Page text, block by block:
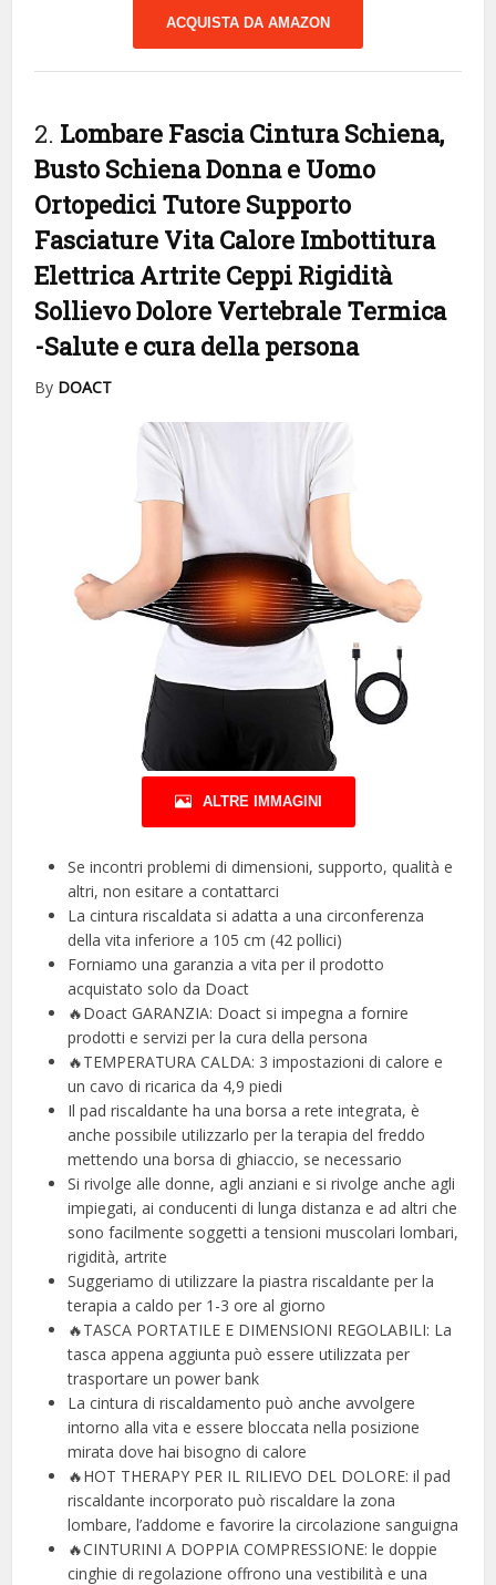
ACQUISTA DA AMAZON
2. Lombare Fascia Cintura Schiena,
Busto Schiena Donna e Uomo
Ortopedici Tutore Supporto
Fasciature Vita Calore Imbottitura
Elettrica Artrite Ceppi Rigidità
Sollievo Dolore Vertebrale Termica
-Salute e cura della persona
By DOACT
ALTRE IMMAGINI
Se incontri problemi di dimensioni, supporto, qualità e
altri, non esitare a contattarci
La cintura riscaldata si adatta a una circonferenza
della vita inferiore a 105 cm (42 pollici)
Forniamo una garanzia a vita per il prodotto
acquistato solo da Doact
🔥Doact GARANZIA: Doact si impegna a fornire
prodotti e servizi per la cura della persona
🔥TEMPERATURA CALDA: 3 impostazioni di calore e
un cavo di ricarica da 4,9 piedi
Il pad riscaldante ha una borsa a rete integrata, è
anche possibile utilizzarlo per la terapia del freddo
mettendo una borsa di ghiaccio, se necessario
Si rivolge alle donne, agli anziani e si rivolge anche agli
impiegati, ai conducenti di lunga distanza e ad altri che
sono facilmente soggetti a tensioni muscolari lombari,
rigidità, artrite
Suggeriamo di utilizzare la piastra riscaldante per la
terapia a caldo per 1-3 ore al giorno
🔥TASCA PORTATILE E DIMENSIONI REGOLABILI: La
tasca appena aggiunta può essere utilizzata per
trasportare un power bank
La cintura di riscaldamento può anche avvolgere
intorno alla vita e essere bloccata nella posizione
mirata dove hai bisogno di calore
🔥HOT THERAPY PER IL RILIEVO DEL DOLORE: il pad
riscaldante incorporato può riscaldare la zona
lombare, l’addome e favorire la circolazione sanguigna
🔥CINTURINI A DOPPIA COMPRESSIONE: le doppie
cinghie di regolazione offrono una vestibilità e una